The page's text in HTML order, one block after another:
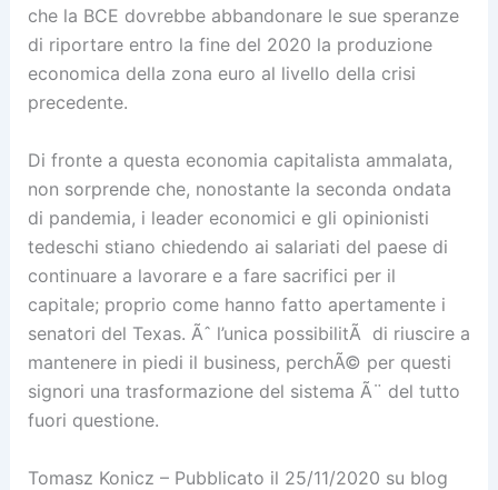
che la BCE dovrebbe abbandonare le sue speranze
di riportare entro la fine del 2020 la produzione
economica della zona euro al livello della crisi
precedente.
Di fronte a questa economia capitalista ammalata,
non sorprende che, nonostante la seconda ondata
di pandemia, i leader economici e gli opinionisti
tedeschi stiano chiedendo ai salariati del paese di
continuare a lavorare e a fare sacrifici per il
capitale; proprio come hanno fatto apertamente i
senatori del Texas. Ãˆ l’unica possibilitÃ di riuscire a
mantenere in piedi il business, perchÃ© per questi
signori una trasformazione del sistema Ã¨ del tutto
fuori questione.
Tomasz Konicz – Pubblicato il 25/11/2020 su blog